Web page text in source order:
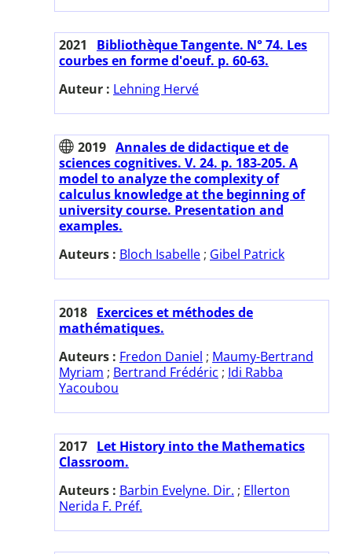
2021
Bibliothèque Tangente. N° 74. Les
courbes en forme d'oeuf. p. 60-63.
Auteur : Lehning Hervé
2019 Annales de didactique et de
sciences cognitives. V. 24. p. 183-205. A
model to analyze the complexity of
calculus knowledge at the beginning of
university course. Presentation and
examples.
Auteurs : Bloch Isabelle ; Gibel Patrick
2018 Exercices et méthodes de
mathématiques.
Auteurs : Fredon Daniel ; Maumy-Bertrand
Myriam ; Bertrand Frédéric ; Idi Rabba
Yacoubou
2017 Let History into the Mathematics
Classroom.
Auteurs : Barbin Evelyne. Dir. ; Ellerton
Nerida F. Préf.